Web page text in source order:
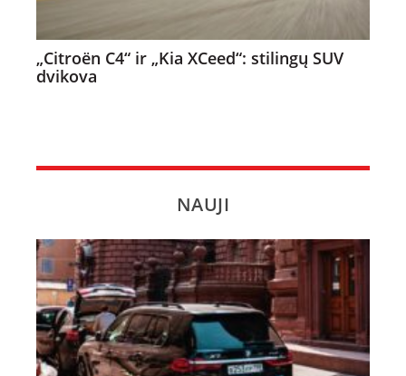
„Citroën C4“ ir „Kia XCeed“: stilingų SUV
dvikova
NAUJI